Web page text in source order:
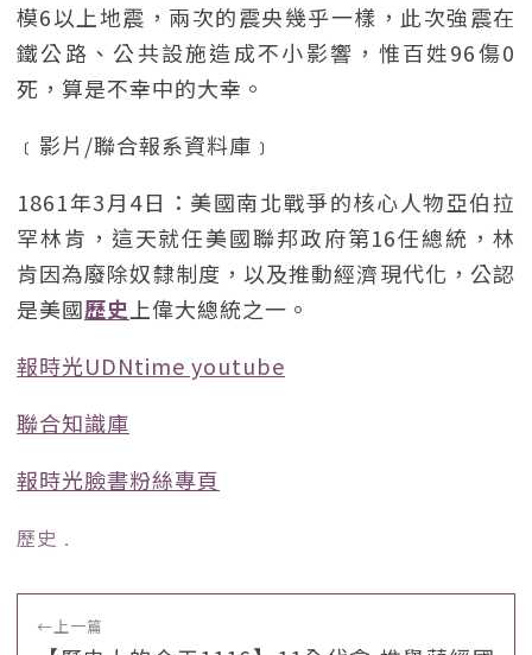
模6以上地震，兩次的震央幾乎一樣，此次強震在
鐵公路、公共設施造成不小影響，惟百姓96傷0
死，算是不幸中的大幸。
﹝影片/聯合報系資料庫﹞
1861年3月4日：美國南北戰爭的核心人物亞伯拉
罕林肯，這天就任美國聯邦政府第16任總統，林
肯因為廢除奴隸制度，以及推動經濟現代化，公認
是美國歷史上偉大總統之一。
報時光UDNtime youtube
聯合知識庫
報時光臉書粉絲專頁
歷史 ﹒
←上一篇